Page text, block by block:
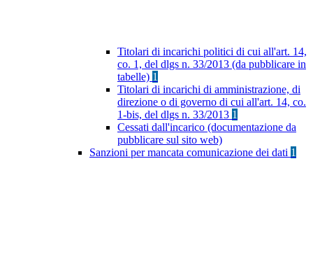
Titolari di incarichi politici di cui all'art. 14,
co. 1, del dlgs n. 33/2013 (da pubblicare in
tabelle) 1
Titolari di incarichi di amministrazione, di
direzione o di governo di cui all'art. 14, co.
1-bis, del dlgs n. 33/2013 1
Cessati dall'incarico (documentazione da
pubblicare sul sito web)
Sanzioni per mancata comunicazione dei dati 1